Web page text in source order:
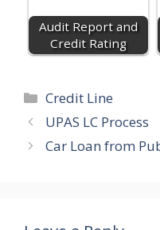
Audit Report and
Credit Rating
Categories
Credit Line
UPAS LC Process
Car Loan from